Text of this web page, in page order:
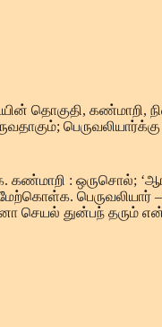
தொகுதி, கண்மாறி,
பெருவலியார்க்கு
கண்மாறி :
பெருவலியார்
செயல் துன்பந் தரும்